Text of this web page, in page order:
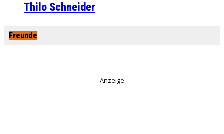
Thilo Schneider
Freunde
Anzeige